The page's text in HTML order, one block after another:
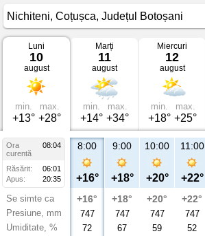
Vremea
Nichiteni
Coțușca,
Județul
Botoșani
Luni
10
august
min.
+13°
max.
+28°
Marți
11
august
min.
+14°
max.
+34°
Miercuri
12
august
min.
+18°
max.
+25°
Ora
08:04
curentă
Răsărit:
06:01
Apus:
20:35
Se simte ca
Presiune, mm
Umiditate, %
8:00
+16°
+16°
747
72
9:00
+18°
+18°
747
67
10:00
+20°
+20°
747
59
11:00
+22°
+22°
747
52